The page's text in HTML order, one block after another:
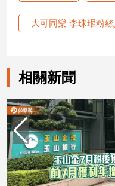
建
築/
設
計
旅
遊/
美
食
星
座/
命
大可同樂 李珠珢粉
相關新聞